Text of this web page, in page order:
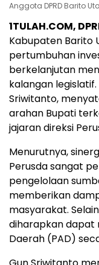
Anggota DPRD Barito
1TULAH.COM,
Kabupaten Barito
pertumbuhan
berkelanjutan
kalangan
Sriwitanto,
arahan Bupati
jajaran direksi
Menurutnya,
Perusda sangat
pengelolaan
memberikan
masyarakat.
diharapkan dapat
Daerah (PAD)